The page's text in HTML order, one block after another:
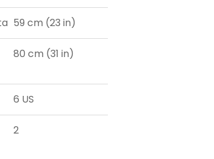
59 cm (23 in)
80 cm (31 in)
6 US
2